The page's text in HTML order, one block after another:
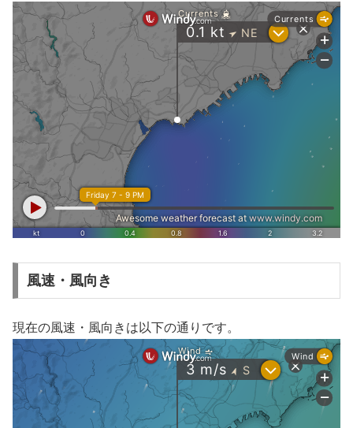
風速・風向き
現在の風速・風向きは以下の通りです。